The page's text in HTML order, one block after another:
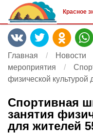
Красное
Главная Новости
мероприятия
физической культурой
Спортивная
занятия
для жителей